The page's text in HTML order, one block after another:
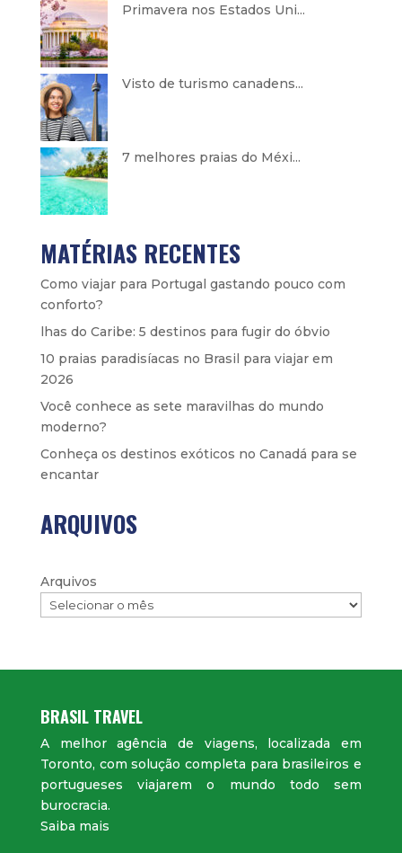
Primavera nos Estados Uni...
Visto de turismo canadens...
7 melhores praias do Méxi...
MATÉRIAS RECENTES
Como viajar para Portugal gastando pouco com
conforto?
lhas do Caribe: 5 destinos para fugir do óbvio
10 praias paradisíacas no Brasil para viajar em
2026
Você conhece as sete maravilhas do mundo
moderno?
Conheça os destinos exóticos no Canadá para se
encantar
ARQUIVOS
Arquivos
BRASIL TRAVEL
A melhor agência de viagens, localizada em
Toronto, com solução completa para brasileiros e
portugueses viajarem o mundo todo sem
burocracia.
Saiba mais